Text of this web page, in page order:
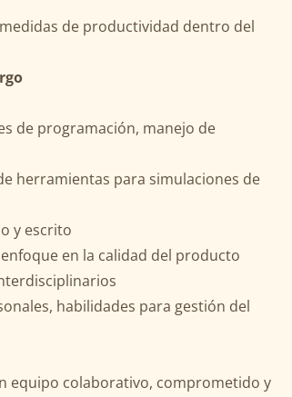
de productividad dentro del
de programación, manejo de
herramientas para simulaciones de
y escrito
en la calidad del producto
habilidades para gestión del
equipo colaborativo, comprometido y